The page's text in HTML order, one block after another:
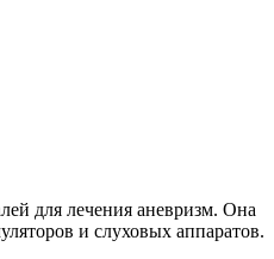
для лечения аневризм. Она
и слуховых аппаратов.